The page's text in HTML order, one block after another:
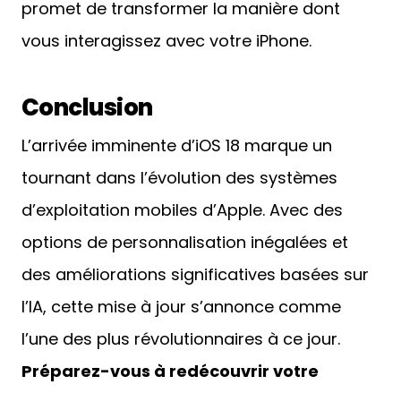
promet de transformer la manière dont
vous interagissez avec votre iPhone.
Conclusion
L’arrivée imminente d’iOS 18 marque un
tournant dans l’évolution des systèmes
d’exploitation mobiles d’Apple. Avec des
options de personnalisation inégalées et
des améliorations significatives basées sur
l’IA, cette mise à jour s’annonce comme
l’une des plus révolutionnaires à ce jour.
Préparez-vous à redécouvrir votre